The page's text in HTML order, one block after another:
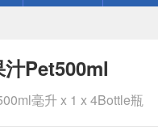
Pet500ml
毫升 x 1 x 4Bottle瓶